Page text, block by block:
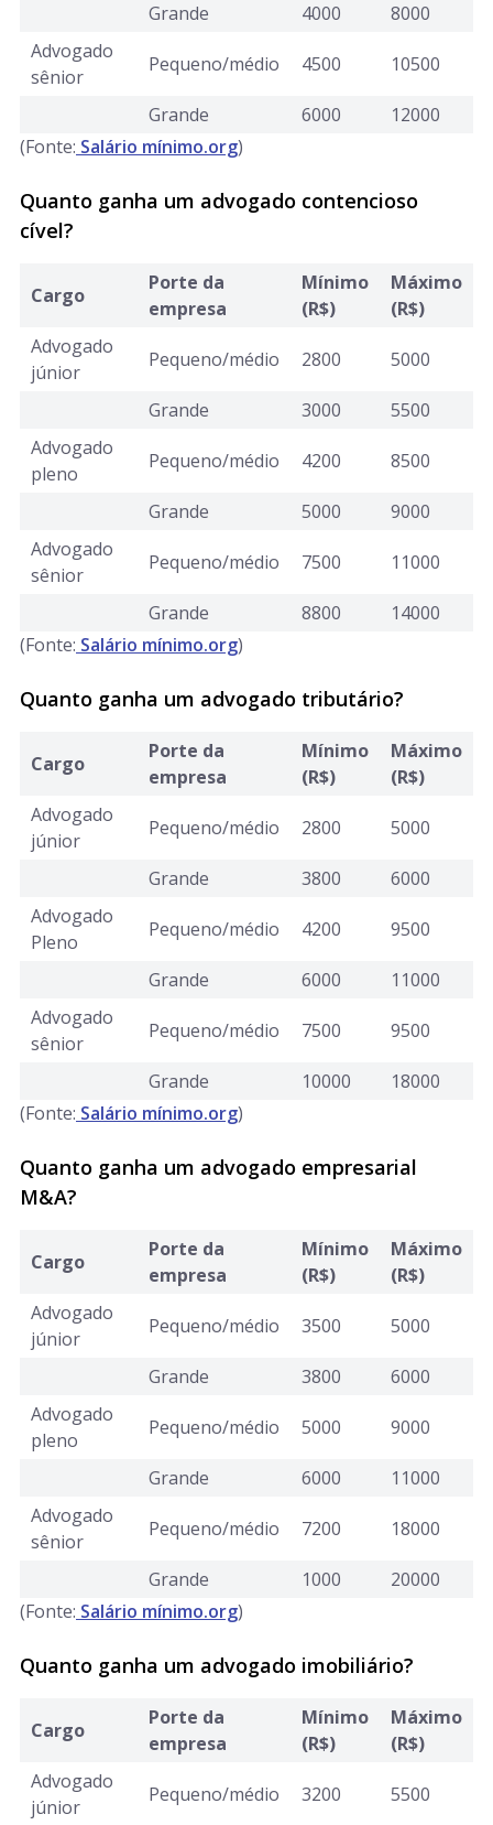
Grande 4000
8000
Advogado
sênior
Pequeno/médio 4500 10500
Grande 6000
12000
(Fonte: Salário mínimo.org)
Quanto ganha um advogado contencioso
cível?
Cargo
Porte da
empresa
Mínimo
(R$)
Máximo
(R$)
Advogado
júnior
Pequeno/médio 2800 5000
Grande 3000
5500
Advogado
pleno
Pequeno/médio 4200 8500
Grande 5000
9000
Advogado
sênior
Pequeno/médio 7500 11000
Grande 8800
14000
(Fonte: Salário mínimo.org)
Quanto ganha um advogado tributário?
Cargo
Porte da
empresa
Mínimo
(R$)
Máximo
(R$)
Advogado
júnior
Pequeno/médio 2800 5000
Grande 3800
6000
Advogado
Pleno
Pequeno/médio 4200 9500
Grande 6000
11000
Advogado
sênior
Pequeno/médio 7500 9500
Grande 10000
18000
(Fonte: Salário mínimo.org)
Quanto ganha um advogado empresarial
M&A?
Cargo
Porte da
empresa
Mínimo
(R$)
Máximo
(R$)
Advogado
júnior
Pequeno/médio 3500 5000
Grande 3800
6000
Advogado
pleno
Pequeno/médio 5000 9000
Grande 6000
11000
Advogado
sênior
Pequeno/médio 7200 18000
Grande 1000
20000
(Fonte: Salário mínimo.org)
Quanto ganha um advogado imobiliário?
Cargo
Porte da
empresa
Mínimo
(R$)
Máximo
(R$)
Advogado
júnior
Pequeno/médio 3200 5500